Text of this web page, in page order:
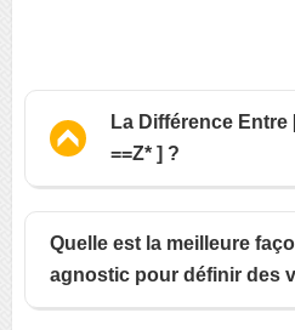
La Différence Entre
==Z* ] ?
Quelle est la meilleure
agnostic pour définir des
d'environnement ?